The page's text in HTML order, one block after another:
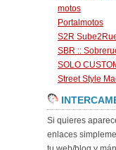
motos
Portalmotos
S2R
SBR ::
SOLO
Street Style
Si quieres
enlaces